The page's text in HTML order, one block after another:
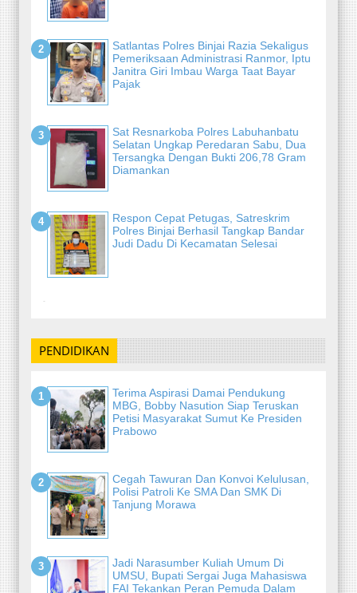
Satlantas Polres Binjai Razia Sekaligus
Pemeriksaan Administrasi Ranmor, Iptu
Janitra Giri Imbau Warga Taat Bayar
Pajak
Sat Resnarkoba Polres Labuhanbatu
Selatan Ungkap Peredaran Sabu, Dua
Tersangka Dengan Bukti 206,78 Gram
Diamankan
Respon Cepat Petugas, Satreskrim
Polres Binjai Berhasil Tangkap Bandar
Judi Dadu Di Kecamatan Selesai
-
PENDIDIKAN
Terima Aspirasi Damai Pendukung
MBG, Bobby Nasution Siap Teruskan
Petisi Masyarakat Sumut Ke Presiden
Prabowo
Cegah Tawuran Dan Konvoi Kelulusan,
Polisi Patroli Ke SMA Dan SMK Di
Tanjung Morawa
Jadi Narasumber Kuliah Umum Di
UMSU, Bupati Sergai Juga Mahasiswa
FAI Tekankan Peran Pemuda Dalam